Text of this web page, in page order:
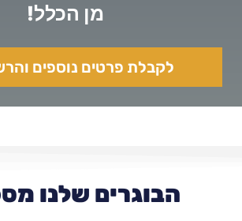
מן הכלל!
לקבלת פרטים נוספים
הבוגרים שלנו